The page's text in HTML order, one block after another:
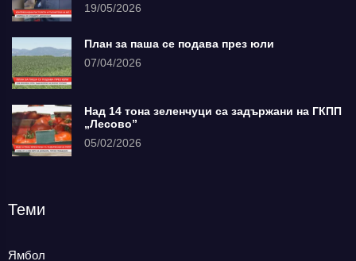
19/05/2026
План за паша се подава през юли
07/04/2026
Над 14 тона зеленчуци са задържани на ГКПП
„Лесово”
05/02/2026
Теми
Ямбол